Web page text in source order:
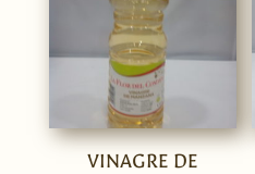
VINAGRE DE